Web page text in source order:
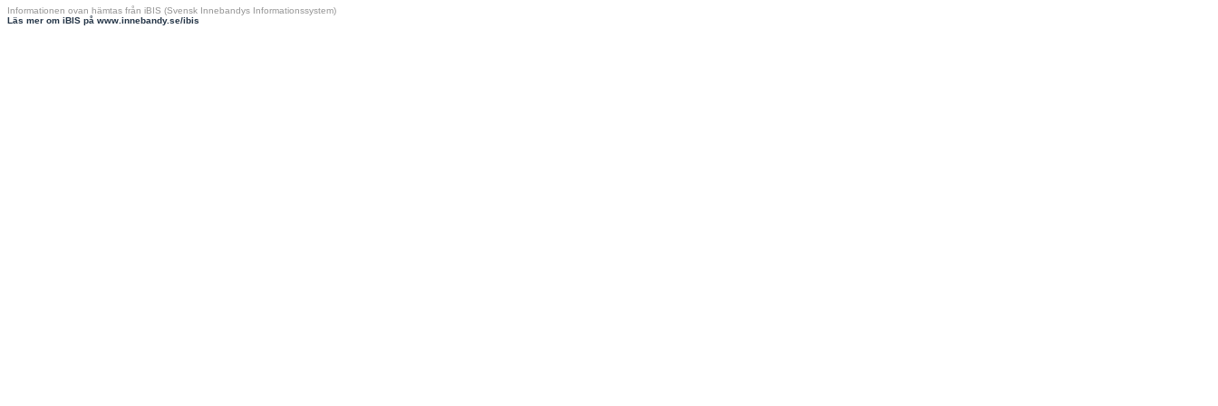
Informationen ovan hämtas från iBIS (Svensk Innebandys Informationssystem)
Läs mer om iBIS på www.innebandy.se/ibis